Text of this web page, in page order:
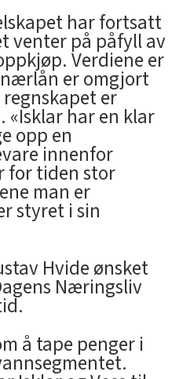
har fortsatt
venter på påfyll av
Verdiene er
er omgjort
er
har en klar
opp en
innenfor
for tiden stor
man er
styret i sin
Hvide ønsket
Næringsliv
å tape penger i